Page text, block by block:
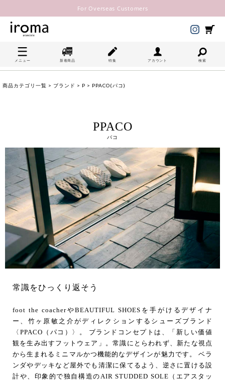
For Overseas Customers
メニュー 新着商品 特集 アカウント 検索
商品カテゴリ一覧 > ブランド > P > PPACO(パコ)
PPACO
パコ
常識をひっくり返そう
foot the coacherやBEAUTIFUL SHOESを手がけるデザイナ
ー、竹ヶ原敏之介がディレクションするシューズブランド
〈PPACO（パコ）〉。 ブランドコンセプトは、「新しい価値
観を生み出すフットウェア」。常識にとらわれず、新たな視点
から生まれるミニマルかつ機能的なデザインが魅力です。 ベラ
ンダやデッキなど屋外でも清潔に保てるよう、逆さに置ける設
計や、印象的で独自構造のAIR STUDDED SOLE（エアスタッ